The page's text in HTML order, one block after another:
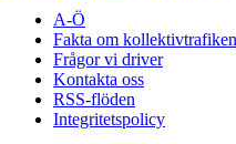
A-Ö
Fakta om kollektivtrafiken
Frågor vi driver
Kontakta oss
RSS-flöden
Integritetspolicy